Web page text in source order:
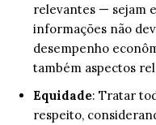
relevantes — sejam
informações não
desempenho
também aspectos
Equidade: Tratar
respeito,